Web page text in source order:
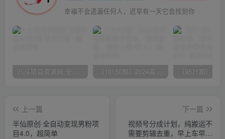
幸福不会遗漏任何人，迟早有一天它会找到你
八斗项目资源网 全网正品VIP课程 无损下载~ （10150期）2024高考项目野路子玩法，无限裂变，最高一天1W＋！
上一篇
半仙原创·全自动变现男粉项
目4.0，超简单
下一篇
视频号分成计划，纯搬运不
需要剪辑去重，早上车早吃